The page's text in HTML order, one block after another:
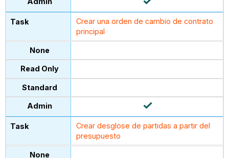
Crear una orden de cambio de contrato
principal
Crear desglose de partidas a partir del
presupuesto